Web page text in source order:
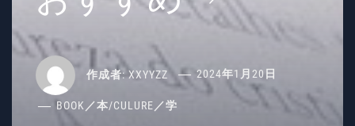
作成者: XXYYZZ 2024年1月20日
BOOK／本/CULURE／学